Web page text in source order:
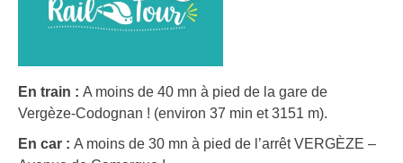
En train : A moins de 40 mn à pied de la gare de
Vergèze-Codognan ! (environ 37 min et 3151 m).
En car : A moins de 30 mn à pied de l’arrêt VERGÈZE –